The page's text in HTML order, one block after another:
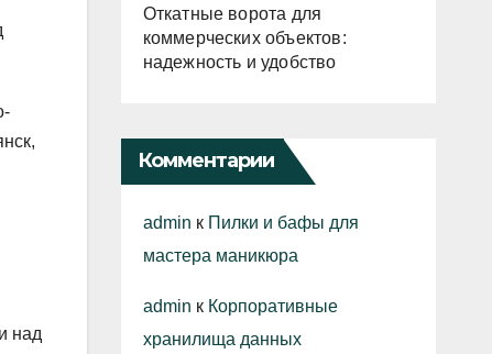
над
Откатные ворота для
коммерческих объектов:
надежность и удобство
Комментарии
admin к Пилки и бафы для
мастера маникюра
admin к Корпоративные
хранилища данных